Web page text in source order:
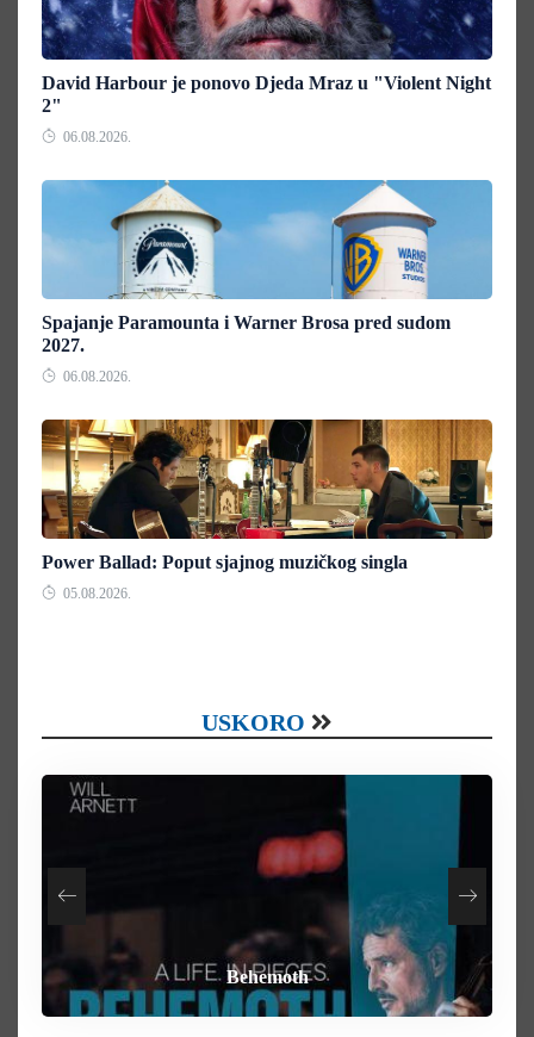
David Harbour je ponovo Djeda Mraz u "Violent Night
2"
06.08.2026.
Spajanje Paramounta i Warner Brosa pred sudom
2027.
06.08.2026.
Power Ballad: Poput sjajnog muzičkog singla
05.08.2026.
USKORO
Heart of the Beast
Behemoth
How To Rob A Bank
By Any Means